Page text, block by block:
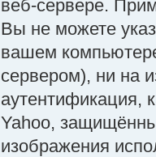
веб-сервере.
Вы не можете
вашем
сервером), ни на
аутентификация,
Yahoo,
изображения